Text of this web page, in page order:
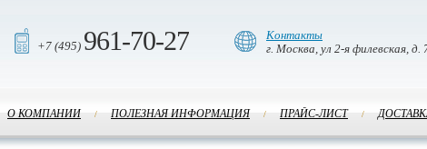
+7 (495) 961-70-27
Контакты
г. Москва, ул 2-я филевская, д.
О КОМПАНИИ / ПОЛЕЗНАЯ ИНФОРМАЦИЯ / ПРАЙС-ЛИСТ /